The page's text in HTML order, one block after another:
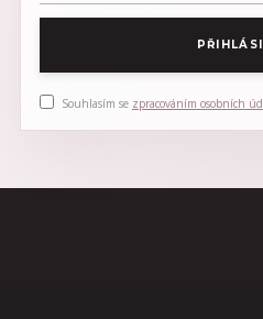
Souhlasím se zpracováním osobních